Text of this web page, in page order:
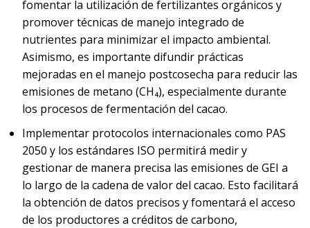
fomentar la utilización de fertilizantes orgánicos y
promover técnicas de manejo integrado de
nutrientes para minimizar el impacto ambiental.
Asimismo, es importante difundir prácticas
mejoradas en el manejo postcosecha para reducir las
emisiones de metano (CH₄), especialmente durante
los procesos de fermentación del cacao.
Implementar protocolos internacionales como PAS
2050 y los estándares ISO permitirá medir y
gestionar de manera precisa las emisiones de GEI a
lo largo de la cadena de valor del cacao. Esto facilitará
la obtención de datos precisos y fomentará el acceso
de los productores a créditos de carbono,